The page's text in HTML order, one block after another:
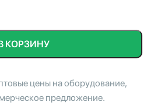
КОРЗИНУ
цены на оборудование,
предложение.